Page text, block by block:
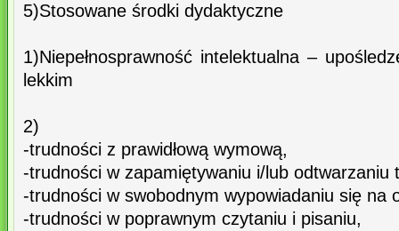
5)Stosowane środki dydaktyczne
1)Niepełnosprawność intelektualna –
lekkim
2)
-trudności z prawidłową wymową,
-trudności w zapamiętywaniu i/lub odtwarzaniu
-trudności w swobodnym wypowiadaniu się na
-trudności w poprawnym czytaniu i pisaniu,